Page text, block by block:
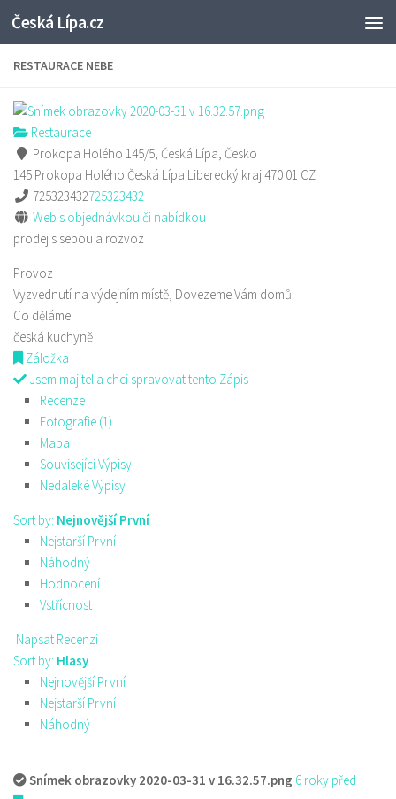
Skip to content
Česká Lípa.cz
RESTAURACE NEBE
Restaurace
Prokopa Holého 145/5, Česká Lípa, Česko
145 Prokopa Holého Česká Lípa Liberecký kraj470 01 CZ
725323432725323432
Web s objednávkou či nabídkou
prodej s sebou a rozvoz
Provoz
Vyzvednutí na výdejním místě, Dovezeme Vám domů
Co děláme
česká kuchyně
Záložka
Jsem majitel a chci spravovat tento Zápis
Recenze
Fotografie (1)
Mapa
Související Výpisy
Nedaleké Výpisy
Sort by: Nejnovější První
Nejstarší První
Náhodný
Hodnocení
Vstřícnost
Napsat Recenzi
Sort by: Hlasy
Nejnovější První
Nejstarší První
Náhodný
Snímek obrazovky 2020-03-31 v 16.32.57.png 6 roky před